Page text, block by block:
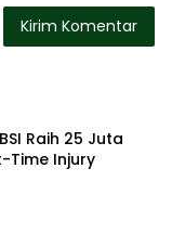
Raih 25 Juta
Time Injury